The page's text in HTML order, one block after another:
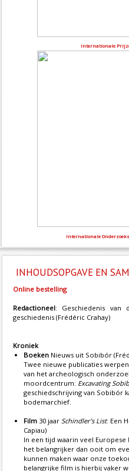
Internationale
Internationale
INHOUDSOPGAVE EN
Online bestelling
Redactioneel: Geschiedenis van
geschiedenis (Frédéric Crahay)
Kroniek
Boeken Nieuws uit Sobibór
Twee nieuwe publicaties
van het archeologisch
moordcentrum: Excavating
geschiedschrijving van Sobibór
bodemarchief.
Film 30 jaar Schindler’s List: Een
Capiau)
In een tijd waarin veel
het belangrijker dan ooit om
kunnen maken waar onze
belangrijke film is hierbij vaker